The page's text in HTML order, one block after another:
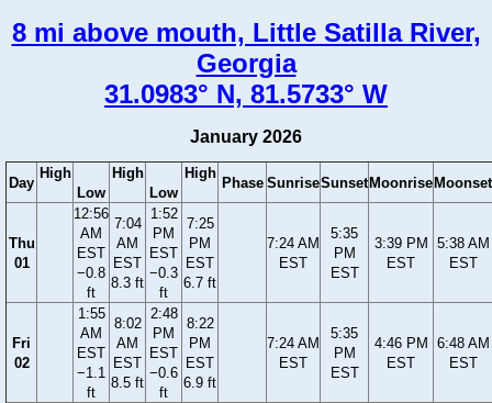
8 mi above mouth, Little Satilla River,
Georgia
31.0983° N, 81.5733° W
January 2026
Day
High
Low
High
Low
High
Phase SunriseSunset Moonrise Moonset
Thu
01
12:56
AM
EST
−0.8
ft
7:04
AM
EST
8.3 ft
1:52
PM
EST
−0.3
ft
7:25
PM
EST
6.7 ft
7:24 AM
EST
5:35
PM
EST
3:39 PM
EST
5:38 AM
EST
Fri
02
1:55
AM
EST
−1.1
ft
8:02
AM
EST
8.5 ft
2:48
PM
EST
−0.6
ft
8:22
PM
EST
6.9 ft
7:24 AM
EST
5:35
PM
EST
4:46 PM
EST
6:48 AM
EST